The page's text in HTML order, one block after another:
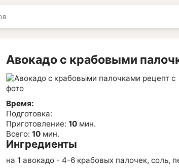
Авокадо с крабовыми
Время:
Подготовка:
Приготовление: 10 мин.
Всего: 10 мин.
Ингредиенты
на 1 авокадо - 4-6 крабовых палочек, соль,